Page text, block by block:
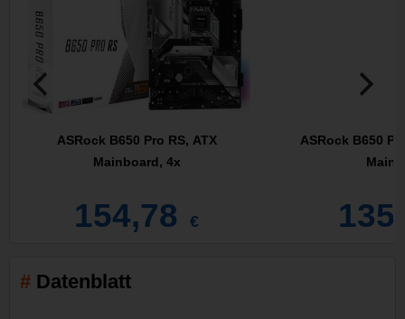
ASRock B650 Pro RS, ATX
Mainboard, 4x
154,78 €
ASRock B650
Datenblatt